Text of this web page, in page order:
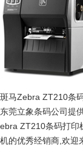
斑马Zebra ZT210条
东莞立象条码公司提
ebra ZT210条码打印
机的优秀经销商,欢迎